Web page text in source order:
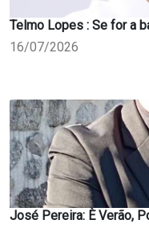
Telmo Lopes : Se for a
16/07/2026
José Pereira: È Verão,